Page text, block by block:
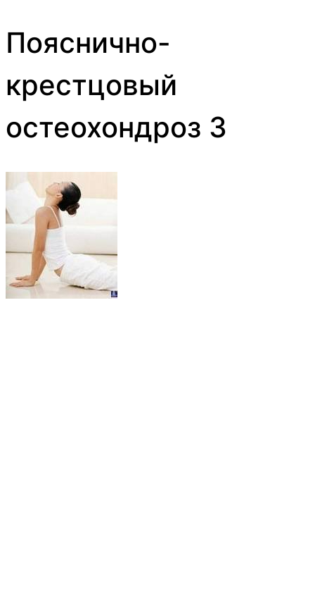
Пояснично-
крестцовый
остеохондроз 3